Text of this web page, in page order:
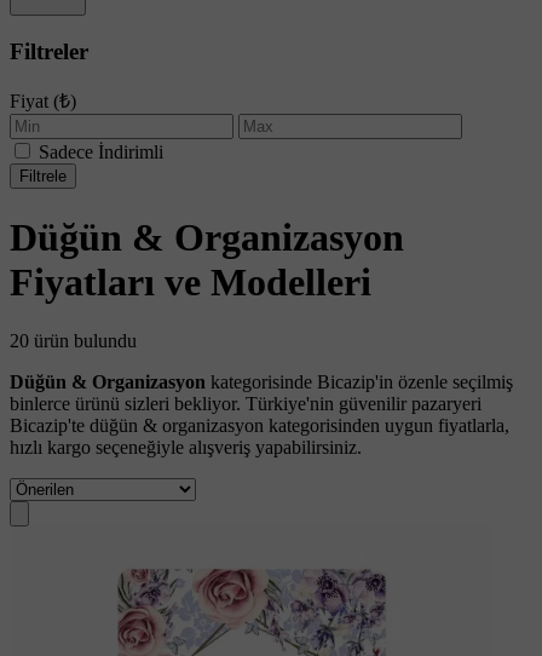
Filtreler
Fiyat (₺)
Sadece İndirimli
Filtrele
Düğün & Organizasyon
Fiyatları ve Modelleri
20 ürün bulundu
Düğün & Organizasyon kategorisinde Bicazip'in özenle seçilmiş
binlerce ürünü sizleri bekliyor. Türkiye'nin güvenilir pazaryeri
Bicazip'te düğün & organizasyon kategorisinden uygun fiyatlarla,
hızlı kargo seçeneğiyle alışveriş yapabilirsiniz.